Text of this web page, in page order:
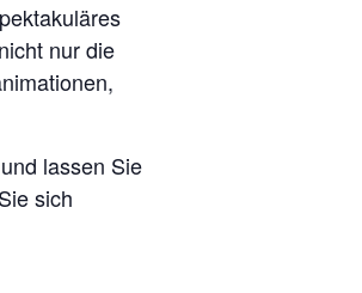
nur die
lassen Sie
sich